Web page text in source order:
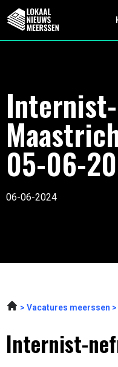
05-06-
06-06-2024
Vacatures meerssen
Internist-